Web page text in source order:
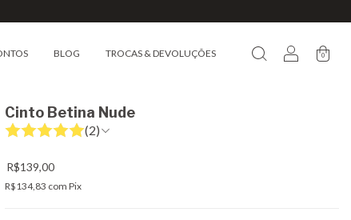
BLOG TROCAS & DEVOLUÇÕES 0
Cinto Betina Nude
(2)
R$139,00
R$134,83 com Pix